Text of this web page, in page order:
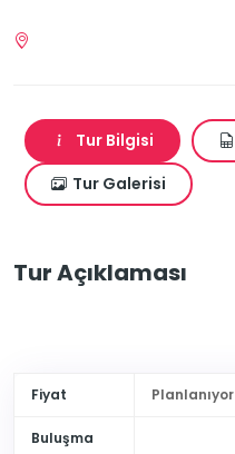
Tur Bilgisi
Tur Galerisi
Tur Açıklaması
Fiyat Planlanıyor
Buluşma